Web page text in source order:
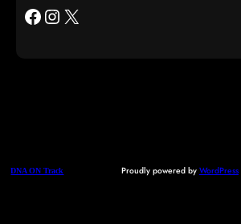
Facebook Instagram X
DNA ON Track Proudly powered by WordPress